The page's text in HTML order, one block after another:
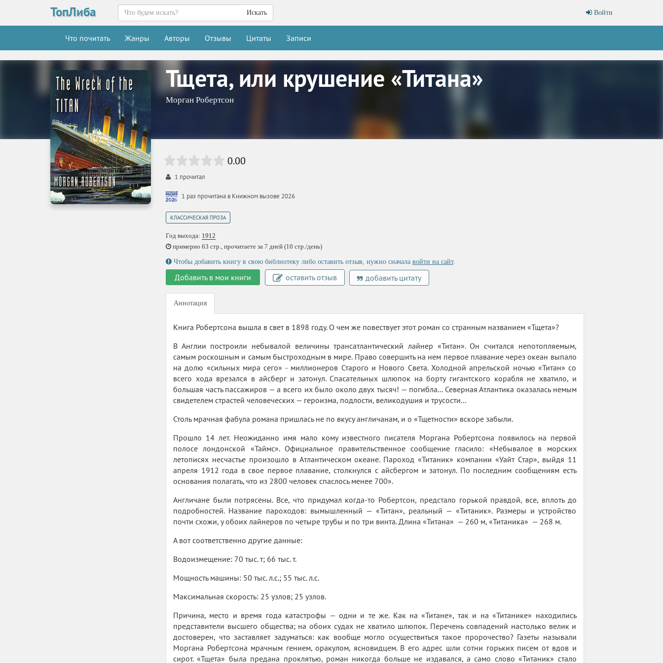
ТопЛиба Войти
Искать
Что почитать Жанры Авторы Отзывы Цитаты Записи
Тщета, или крушение «Титана»
Морган Робертсон
0.00
1 прочитал
1 раз прочитана в Книжном вызове 2026
КЛАССИЧЕСКАЯ ПРОЗА
Год выхода: 1912
примерно 63 стр., прочитаете за 7 дней (10 стр./день)
Чтобы добавить книгу в свою библиотеку либо оставить отзыв, нужно сначала войти на сайт.
Добавить в мои книги оставить отзыв добавить цитату
Аннотация
Книга Робертсона вышла в свет в 1898 году. О чем же повествует этот роман со странным названием «Тщета»?
В Англии построили небывалой величины трансатлантический лайнер «Титан». Он считался непотопляемым,
самым роскошным и самым быстроходным в мире. Право совершить на нем первое плавание через океан выпало
на долю «сильных мира сего» - миллионеров Старого и Нового Света. Холодной апрельской ночью «Титан» со
всего хода врезался в айсберг и затонул. Спасательных шлюпок на борту гигантского корабля не хватило, и
большая часть пассажиров — а всего их было около двух тысяч! — погибла... Северная Атлантика оказалась немым
свидетелем страстей человеческих — героизма, подлости, великодушия и трусости...
Столь мрачная фабула романа пришлась не по вкусу англичанам, и о «Тщетности» вскоре забыли.
Прошло 14 лет. Неожиданно имя мало кому известного писателя Моргана Робертсона появилось на первой
полосе лондонской «Таймс». Официальное правительственное сообщение гласило: «Небывалое в морских
летописях несчастье произошло в Атлантическом океане. Пароход «Титаник» компании «Уайт Стар», выйдя 11
апреля 1912 года в свое первое плавание, столкнулся с айсбергом и затонул. По последним сообщениям есть
основания полагать, что из 2800 человек спаслось менее 700».
Англичане были потрясены. Все, что придумал когда-то Робертсон, предстало горькой правдой, все, вплоть до
подробностей. Название пароходов: вымышленный — «Титан», реальный — «Титаник». Размеры и устройство
почти схожи, у обоих лайнеров по четыре трубы и по три винта. Длина «Титана» — 260 м, «Титаника» — 268 м.
А вот соответственно другие данные:
Водоизмещение: 70 тыс. т; 66 тыс. т.
Мощность машины: 50 тыс. л.с.; 55 тыс. л.с.
Максимальная скорость: 25 узлов; 25 узлов.
Причина, место и время года катастрофы — одни и те же. Как на «Титане», так и на «Титанике» находились
представители высшего общества; на обоих судах не хватило шлюпок. Перечень совпадений настолько велик и
достоверен, что заставляет задуматься: как вообще могло осуществиться такое пророчество? Газеты называли
Моргана Робертсона мрачным гением, оракулом, ясновидцем. В его адрес шли сотни горьких писем от вдов и
сирот. «Тщета» была предана проклятью, роман никогда больше не издавался, а само слово «Титаник» стало